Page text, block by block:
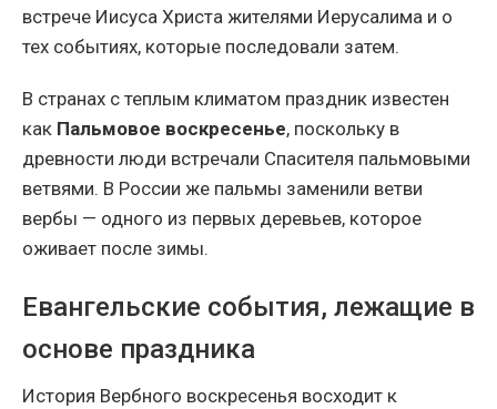
встрече Иисуса Христа жителями Иерусалима и о
тех событиях, которые последовали затем.
В странах с теплым климатом праздник известен
как Пальмовое воскресенье, поскольку в
древности люди встречали Спасителя пальмовыми
ветвями. В России же пальмы заменили ветви
вербы — одного из первых деревьев, которое
оживает после зимы.
Евангельские события, лежащие в
основе праздника
История Вербного воскресенья восходит к